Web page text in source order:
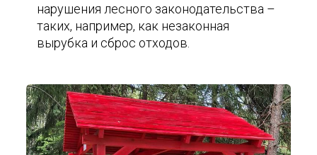
нарушения лесного законодательства –
таких, например, как незаконная
вырубка и сброс отходов.